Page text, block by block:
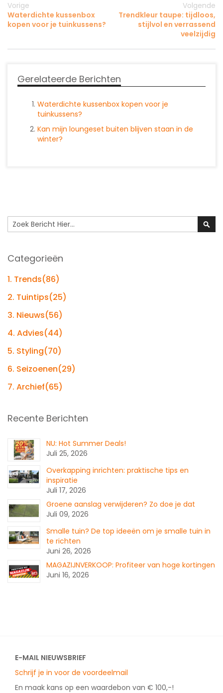
Vorige
Waterdichte kussenbox
kopen voor je tuinkussens?
Volgende
Trendkleur taupe: tijdloos,
stijlvol en verrassend
veelzijdig
Gerelateerde Berichten
Waterdichte kussenbox kopen voor je
tuinkussens?
Kan mijn loungeset buiten blijven staan in de
winter?
Search
Categorieën
1. Trends(86)
2. Tuintips(25)
3. Nieuws(56)
4. Advies(44)
5. Styling(70)
6. Seizoenen(29)
7. Archief(65)
Recente Berichten
NU: Hot Summer Deals!
Juli 25, 2026
Overkapping inrichten: praktische tips en
inspiratie
Juli 17, 2026
Groene aanslag verwijderen? Zo doe je dat
Juli 09, 2026
Smalle tuin? De top ideeën om je smalle tuin in
te richten
Juni 26, 2026
MAGAZIJNVERKOOP: Profiteer van hoge kortingen
Juni 16, 2026
E-MAIL NIEUWSBRIEF
Schrijf je in voor de voordeelmail
En maak kans op een waardebon van € 100,-!